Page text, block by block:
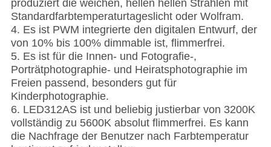
produziert die weichen, hellen hellen Strahlen mit
Standardfarbtemperaturtageslicht oder Wolfram.
4. Es ist PWM integrierte den digitalen Entwurf, der
von 10% bis 100% dimmable ist, flimmerfrei.
5. Es ist für die Innen- und Fotografie-,
Porträtphotographie- und Heiratsphotographie im
Freien passend, besonders gut für
Kinderphotographie.
6. LED312AS ist und beliebig justierbar von 3200K
vollständig zu 5600K absolut flimmerfrei. Es kann
die Nachfrage der Benutzer nach Farbtemperatur